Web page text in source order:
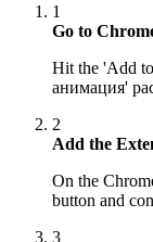
1
Go to
Hit the 'Add
анимация'
2
Add the
On the
button and
3